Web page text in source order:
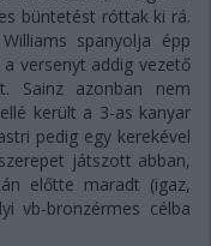
büntetést róttak ki rá.
spanyolja épp
versenyt addig vezető
Sainz azonban nem
került a 3-as kanyar
pedig egy kerekével
játszott abban,
előtte maradt (igaz,
vb-bronzérmes célba